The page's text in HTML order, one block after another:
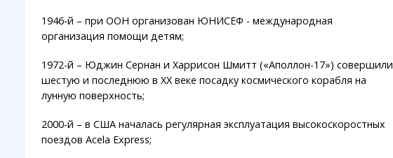
1946-й – при ООН организован ЮНИСЕФ - международная
организация помощи детям;
1972-й – Юджин Сернан и Харрисон Шмитт («Аполлон-17») совершили
шестую и последнюю в XX веке посадку космического корабля на
лунную поверхность;
2000-й – в США началась регулярная эксплуатация высокоскоростных
поездов Acela Express;